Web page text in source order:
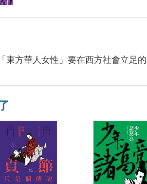
東方華人女性」要在西方社會立足的